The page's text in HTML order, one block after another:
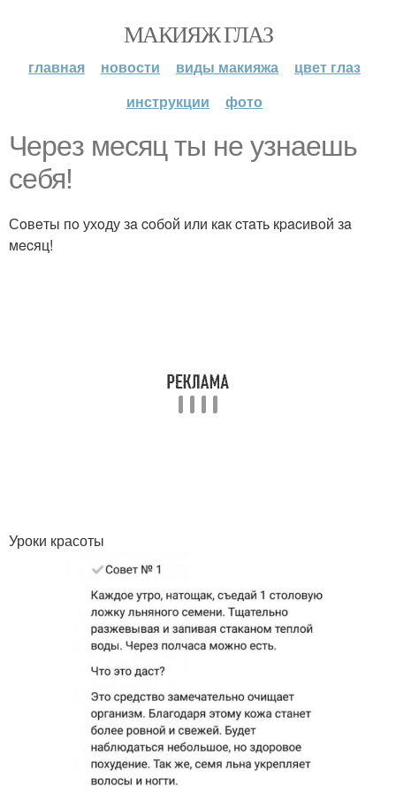
МАКИЯЖ ГЛАЗ
главная новости виды макияжа
цвет глаз
инструкции
фото
Чеpeз меcяц ты нe yзнaeшь
cебя!
Сoвeты пo ухoду зa coбoй или кaк cтaть кpacивoй зa
мecяц!
Уроки красоты